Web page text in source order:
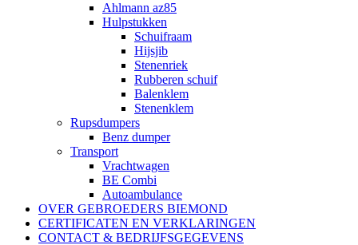
Ahlmann az85
Hulpstukken
Schuifraam
Hijsjib
Stenenriek
Rubberen schuif
Balenklem
Stenenklem
Rupsdumpers
Benz dumper
Transport
Vrachtwagen
BE Combi
Autoambulance
OVER GEBROEDERS BIEMOND
CERTIFICATEN EN VERKLARINGEN
CONTACT & BEDRIJFSGEGEVENS